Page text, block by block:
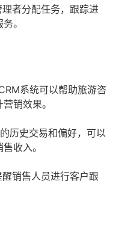
者分配任务，跟踪进
。
系统可以帮助旅游咨
销效果。
历史交易和偏好，可以
收入。
销售人员进行客户跟